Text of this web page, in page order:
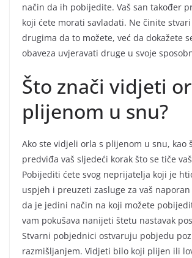
način da ih pobijedite. Vaš san također
koji ćete morati savladati. Ne činite
drugima da to možete, već da dokažete
obaveza uvjeravati druge u svoje
Što znači vidjeti
plijenom u snu?
Ako ste vidjeli orla s plijenom u snu, kao
predviđa vaš sljedeći korak što se tiče
Pobijediti ćete svog neprijatelja koji je
uspjeh i preuzeti zasluge za vaš naporan
da je jedini način na koji možete
vam pokušava nanijeti štetu nastavak
Stvarni pobjednici ostvaruju pobjedu
razmišljanjem. Vidjeti bilo koji plijen ili